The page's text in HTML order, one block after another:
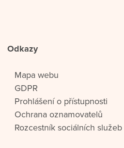
Odkazy
Mapa webu
GDPR
Prohlášení o přístupnosti
Ochrana oznamovatelů
Rozcestník sociálních služeb